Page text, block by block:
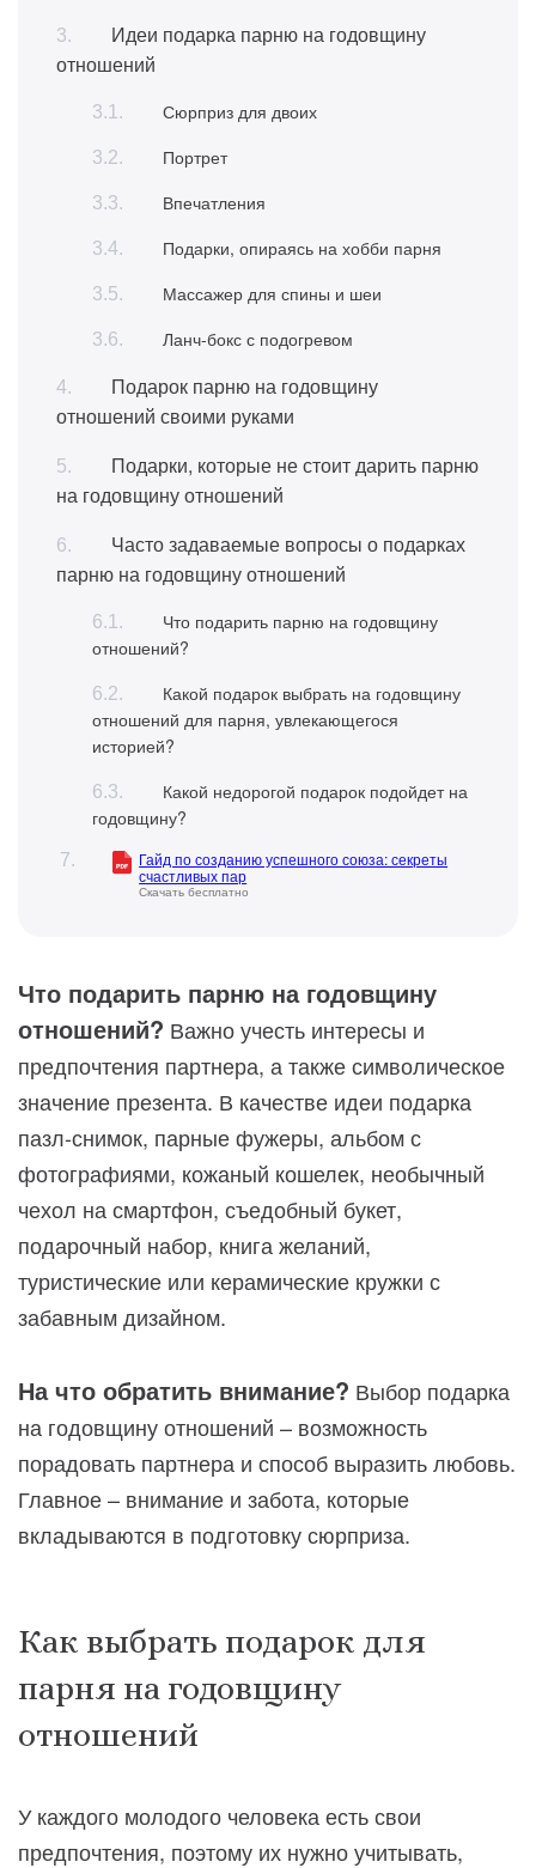
Идеи подарка парню на годовщину
отношений
Сюрприз для двоих
Портрет
Впечатления
Подарки, опираясь на хобби парня
Массажер для спины и шеи
Ланч-бокс с подогревом
Подарок парню на годовщину
отношений своими руками
Подарки, которые не стоит дарить парню
на годовщину отношений
Часто задаваемые вопросы о подарках
парню на годовщину отношений
Что подарить парню на годовщину
отношений?
Какой подарок выбрать на годовщину
отношений для парня, увлекающегося
историей?
Какой недорогой подарок подойдет на
годовщину?
Гайд по созданию успешного союза: секреты
счастливых пар
Скачать бесплатно
Что подарить парню на годовщину
отношений? Важно учесть интересы и
предпочтения партнера, а также символическое
значение презента. В качестве идеи подарка
пазл-снимок, парные фужеры, альбом с
фотографиями, кожаный кошелек, необычный
чехол на смартфон, съедобный букет,
подарочный набор, книга желаний,
туристические или керамические кружки с
забавным дизайном.
На что обратить внимание? Выбор подарка
на годовщину отношений – возможность
порадовать партнера и способ выразить любовь.
Главное – внимание и забота, которые
вкладываются в подготовку сюрприза.
Как выбрать подарок для
парня на годовщину
отношений
У каждого молодого человека есть свои
предпочтения, поэтому их нужно учитывать,